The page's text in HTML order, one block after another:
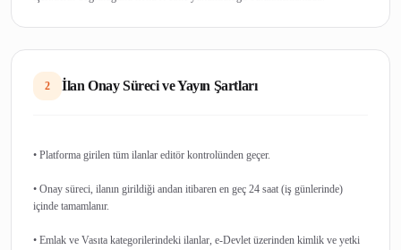
2 İlan Onay Süreci ve Yayın Şartları
• Platforma girilen tüm ilanlar editör kontrolünden geçer.
• Onay süreci, ilanın girildiği andan itibaren en geç 24 saat (iş günlerinde)
içinde tamamlanır.
• Emlak ve Vasıta kategorilerindeki ilanlar, e-Devlet üzerinden kimlik ve yetki